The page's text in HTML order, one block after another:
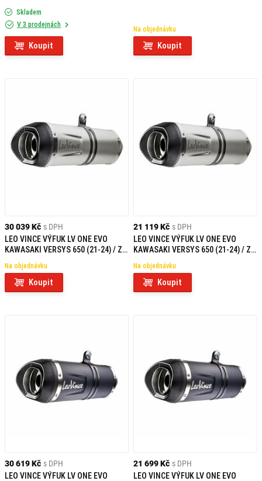
ČERNÉ
Skladem
V 3 prodejnách
Koupit
Na objednávku
Koupit
30 039 Kč s DPH
LEO VINCE VÝFUK LV ONE EVO
KAWASAKI VERSYS 650 (21-24) / Z
25) HOMOLOGOVANÝ
Na objednávku
Koupit
21 119 Kč s DPH
LEO VINCE VÝFUK LV ONE EVO
KAWASAKI VERSYS 650 (21-24) / Z
25) NEHOMOLOGOVANÝ
Na objednávku
Koupit
30 619 Kč s DPH
LEO VINCE VÝFUK LV ONE EVO
21 699 Kč s DPH
LEO VINCE VÝFUK LV ONE EVO